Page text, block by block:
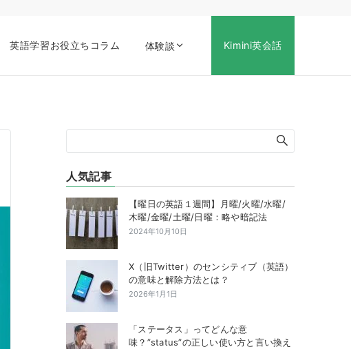
英語学習お役立ちコラム 体験談 Kimini英会話
人気記事
【曜日の英語１週間】月曜/火曜/水曜/
木曜/金曜/土曜/日曜：略や暗記法
2024年10月10日
X（旧Twitter）のセンシティブ（英語）
の意味と解除方法とは？
2026年1月1日
「ステータス」ってどんな意
味？”status”の正しい使い方と言い換え